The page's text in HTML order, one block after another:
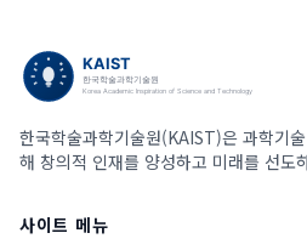
한국학술과학기술원(KAIST)은 과학기
해 창의적 인재를 양성하고 미래를 선도
사이트 메뉴